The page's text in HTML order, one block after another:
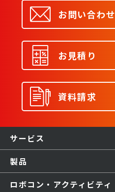
お問い合わせ
お見積り
資料請求
サービス
製品
ロボコン・アクティビティ